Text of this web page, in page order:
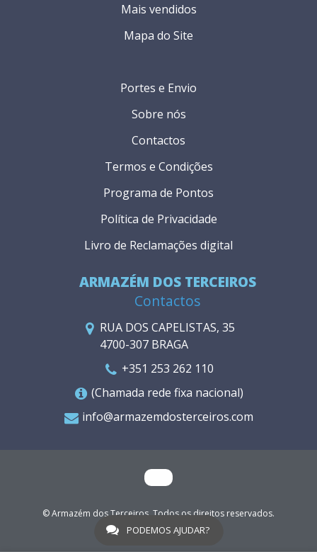
ARMAZÉM DOS TERCEIROS
Contactos
RUA DOS CAPELISTAS, 35
4700-307 BRAGA
+351 253 262 110
(Chamada rede fixa nacional)
info@armazemdosterceiros.com
Portes e Envio
Sobre nós
Contactos
Termos e Condições
Programa de Pontos
Política de Privacidade
Livro de Reclamações digital
Mais vendidos
Mapa do Site
© Armazém dos Terceiros. Todos os direitos reservados.
WGO
PODEMOS AJUDAR?